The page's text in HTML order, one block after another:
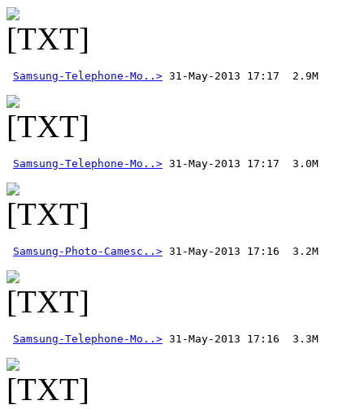
Samsung-Telephone-Mo..>
Samsung-Telephone-Mo..>
Samsung-Photo-Camesc..>
Samsung-Telephone-Mo..>